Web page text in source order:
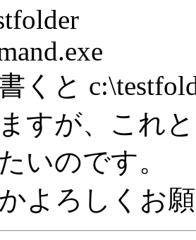
くと
すが、これ
いのです。
よろしくお